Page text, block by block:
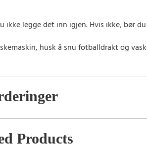
legge det inn igjen. Hvis ikke, bør
husk å snu fotballdrakt og
Products